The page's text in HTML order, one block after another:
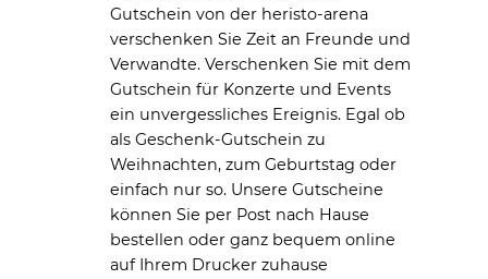
Gutschein von der heristo-arena
verschenken Sie Zeit an Freunde und
Verwandte. Verschenken Sie mit dem
Gutschein für Konzerte und Events
ein unvergessliches Ereignis. Egal ob
als Geschenk-Gutschein zu
Weihnachten, zum Geburtstag oder
einfach nur so. Unsere Gutscheine
können Sie per Post nach Hause
bestellen oder ganz bequem online
auf Ihrem Drucker zuhause